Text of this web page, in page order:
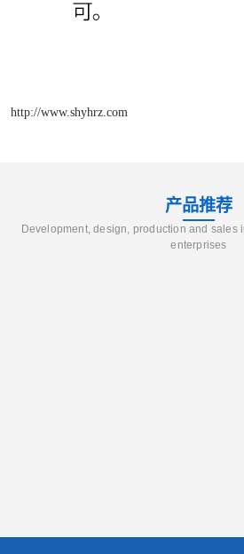
http://www.shyhrz.com
产品推荐
Development, design, production and sales
enterprises